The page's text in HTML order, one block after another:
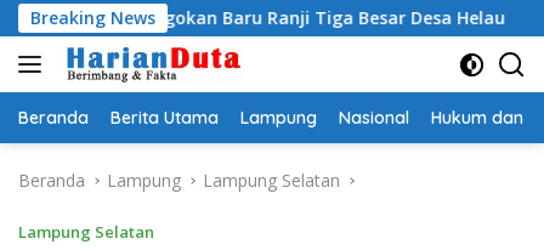
Langsung
ke
konten
Breaking News
Jagokan Baru Ranji Tiga Besar Desa Helau
Beranda Berita Utama Lampung Nasional Hukum dan
Beranda Lampung Lampung Selatan
Lampung Selatan